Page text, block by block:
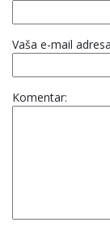
Vaša e-mail
Komentar: